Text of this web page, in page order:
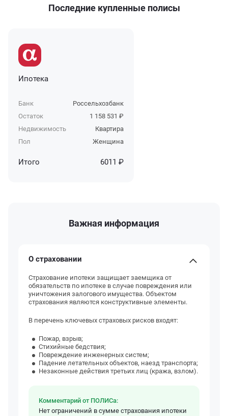
Последние купленные полисы
Ипотека
Банк
Россельхозбанк
Остаток
1 158 531 ₽
Недвижимость
Квартира
Пол
Женщина
Итого 6011 ₽
Важная информация
О страховании
Страхование ипотеки защищает заемщика от
обязательств по ипотеке в случае повреждения или
уничтожения залогового имущества. Объектом
страхования являются конструктивные элементы.
В перечень ключевых страховых рисков входят:
Пожар, взрыв;
Стихийные бедствия;
Повреждение инженерных систем;
Падение летательных объектов, наезд транспорта;
Незаконные действия третьих лиц (кража, взлом).
Комментарий от ПОЛИСа:
Нет ограничений в сумме страхования ипотеки